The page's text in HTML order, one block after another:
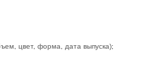
цвет, форма, дата выпуска);